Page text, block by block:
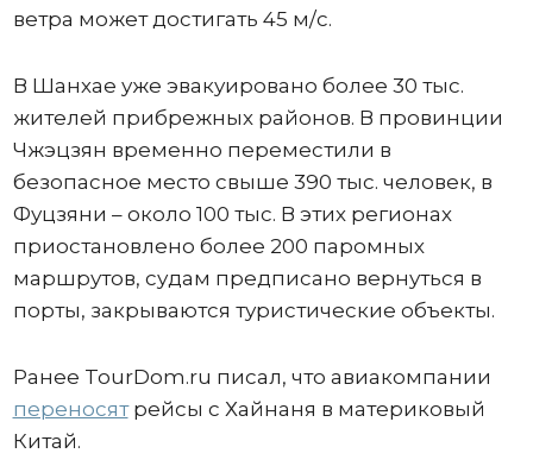
ветра может достигать 45 м/с.
В Шанхае уже эвакуировано более 30 тыс.
жителей прибрежных районов. В провинции
Чжэцзян временно переместили в
безопасное место свыше 390 тыс. человек, в
Фуцзяни – около 100 тыс. В этих регионах
приостановлено более 200 паромных
маршрутов, судам предписано вернуться в
порты, закрываются туристические объекты.
Ранее TourDom.ru писал, что авиакомпании
переносятрейсы с Хайнаня в материковый
Китай.